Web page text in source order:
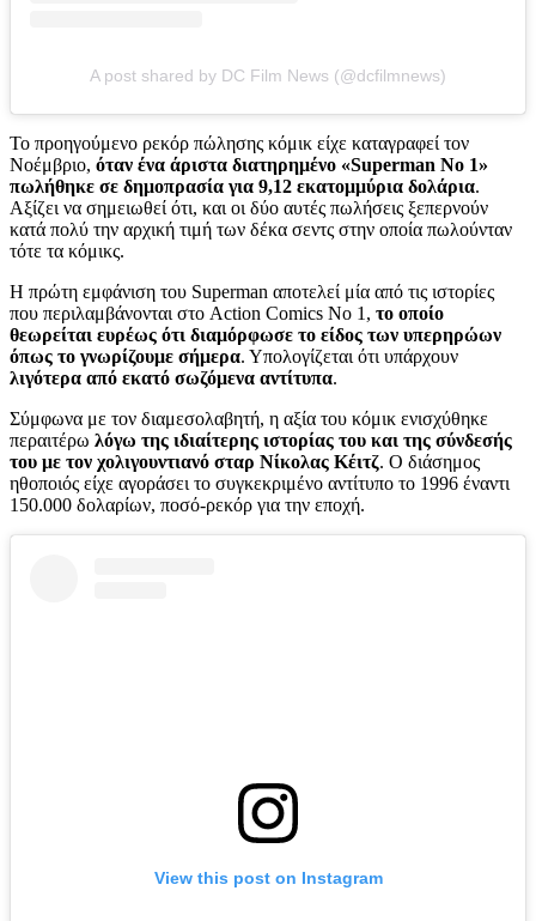
A post shared by DC Film News (@dcfilmnews)
Το προηγούμενο ρεκόρ πώλησης κόμικ είχε καταγραφεί τον
Νοέμβριο, όταν ένα άριστα διατηρημένο «Superman No 1»
πωλήθηκε σε δημοπρασία για 9,12 εκατομμύρια δολάρια.
Αξίζει να σημειωθεί ότι, και οι δύο αυτές πωλήσεις ξεπερνούν
κατά πολύ την αρχική τιμή των δέκα σεντς στην οποία πωλούνταν
τότε τα κόμικς.
Η πρώτη εμφάνιση του Superman αποτελεί μία από τις ιστορίες
που περιλαμβάνονται στο Action Comics No 1, το οποίο
θεωρείται ευρέως ότι διαμόρφωσε το είδος των υπερηρώων
όπως το γνωρίζουμε σήμερα. Υπολογίζεται ότι υπάρχουν
λιγότερα από εκατό σωζόμενα αντίτυπα.
Σύμφωνα με τον διαμεσολαβητή, η αξία του κόμικ ενισχύθηκε
περαιτέρω λόγω της ιδιαίτερης ιστορίας του και της σύνδεσής
του με τον χολιγουντιανό σταρ Νίκολας Κέιτζ. Ο διάσημος
ηθοποιός είχε αγοράσει το συγκεκριμένο αντίτυπο το 1996 έναντι
150.000 δολαρίων, ποσό-ρεκόρ για την εποχή.
View this post on Instagram